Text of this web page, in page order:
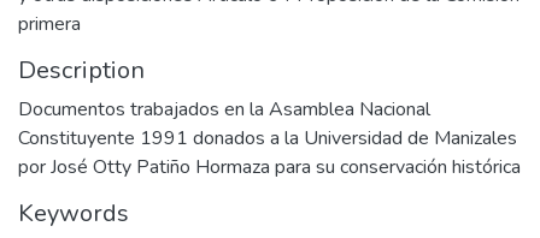
primera
Description
Documentos trabajados en la Asamblea Nacional
Constituyente 1991 donados a la Universidad de Manizales
por José Otty Patiño Hormaza para su conservación histórica
Keywords